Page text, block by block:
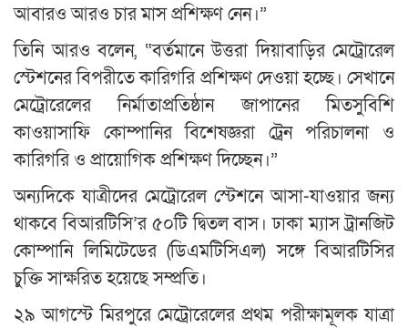
আবারও আরও চার মাস প্রশিক্ষণ নেন।”
তিনি আরও বলেন, “বর্তমানে উত্তরা দিয়াবাড়ির মেট্রোরেল
স্টেশনের বিপরীতে কারিগরি প্রশিক্ষণ দেওয়া হচ্ছে। সেখানে
মেট্রোরেলের নির্মাতাপ্রতিষ্ঠান জাপানের মিতসুবিশি
কাওয়াসাফি কোম্পানির বিশেষজ্ঞরা ট্রেন পরিচালনা ও
কারিগরি ও প্রায়োগিক প্রশিক্ষণ দিচ্ছেন।”
অন্যদিকে যাত্রীদের মেট্রোরেল স্টেশনে আসা-যাওয়ার জন্য
থাকবে বিআরটিসি’র ৫০টি দ্বিতল বাস। ঢাকা ম্যাস ট্রানজিট
কোম্পানি লিমিটেডের (ডিএমটিসিএল) সঙ্গে বিআরটিসির
চুক্তি সাক্ষরিত হয়েছে সম্প্রতি।
২৯ আগস্টে মিরপুরে মেট্রোরেলের প্রথম পরীক্ষামূলক যাত্রা